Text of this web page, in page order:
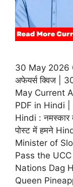
30 May 2026
अफेयर्स क्विज |
May Current
PDF in Hindi |
Hindi : नमस्कार
पोस्ट में हमने
Minister of
Pass the
Nations Dag
Queen